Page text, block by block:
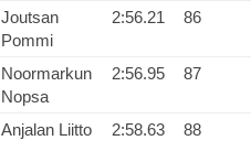
Joutsan
Pommi
2:56.21 86
Noormarkun
Nopsa
2:56.95 87
Anjalan Liitto 2:58.63 88